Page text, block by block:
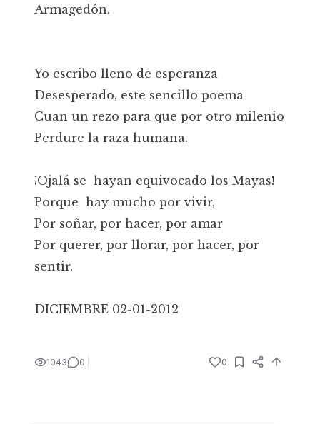
Armagedón.
Yo escribo lleno de esperanza
Desesperado, este sencillo poema
Cuan un rezo para que por otro milenio
Perdure la raza humana.
¡Ojalá se hayan equivocado los Mayas!
Porque hay mucho por vivir,
Por soñar, por hacer, por amar
Por querer, por llorar, por hacer, por
sentir.
DICIEMBRE 02-01-2012
1043 0 0